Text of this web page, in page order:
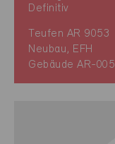
Definitiv
Teufen AR 9053
Neubau, EFH
Gebäude AR-005